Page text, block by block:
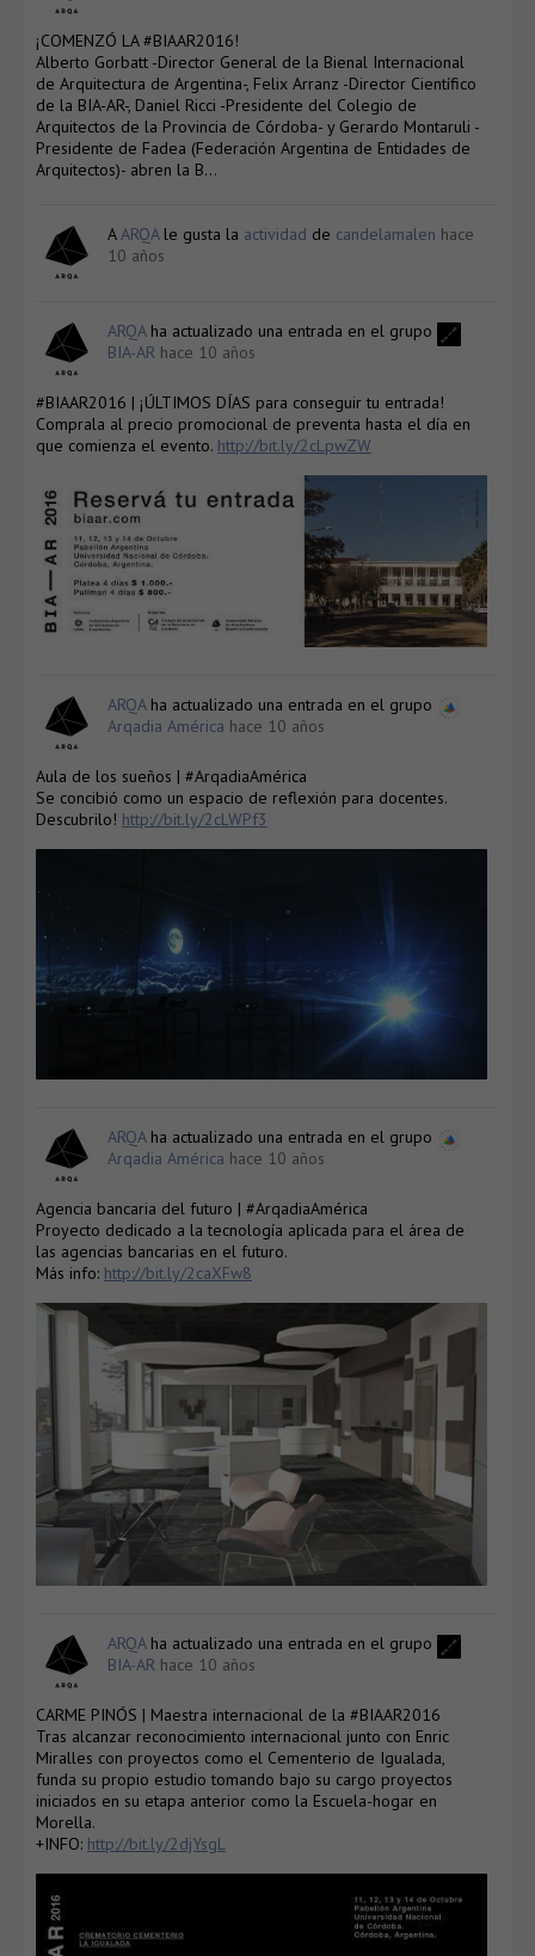
¡COMENZÓ LA #BIAAR2016!
Alberto Gorbatt -Director General de la Bienal Internacional
de Arquitectura de Argentina-, Felix Arranz -Director Científico
de la BIA-AR-, Daniel Ricci -Presidente del Colegio de
Arquitectos de la Provincia de Córdoba- y Gerardo Montaruli -
Presidente de Fadea (Federación Argentina de Entidades de
Arquitectos)- abren la B…
AARQAle gusta la actividad de candelamalen hace
10 años
ARQAha actualizado una entrada en el grupo
BIA-AR hace 10 años
#BIAAR2016 | ¡ÚLTIMOS DÍAS para conseguir tu entrada!
Comprala al precio promocional de preventa hasta el día en
que comienza el evento. http://bit.ly/2cLpwZW
ARQAha actualizado una entrada en el grupo
Arqadia América hace 10 años
Aula de los sueños | #ArqadiaAmérica
Se concibió como un espacio de reflexión para docentes.
Descubrilo! http://bit.ly/2cLWPf3
ARQAha actualizado una entrada en el grupo
Arqadia América hace 10 años
Agencia bancaria del futuro | #ArqadiaAmérica
Proyecto dedicado a la tecnología aplicada para el área de
las agencias bancarias en el futuro.
Más info: http://bit.ly/2caXFw8
ARQAha actualizado una entrada en el grupo
BIA-AR hace 10 años
CARME PINÓS | Maestra internacional de la #BIAAR2016
Tras alcanzar reconocimiento internacional junto con Enric
Miralles con proyectos como el Cementerio de Igualada,
funda su propio estudio tomando bajo su cargo proyectos
iniciados en su etapa anterior como la Escuela-hogar en
Morella.
+INFO: http://bit.ly/2djYsgL